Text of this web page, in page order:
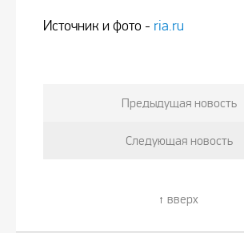
Источник и фото - ria.ru
Предыдущая новость
Следующая новость
вверх